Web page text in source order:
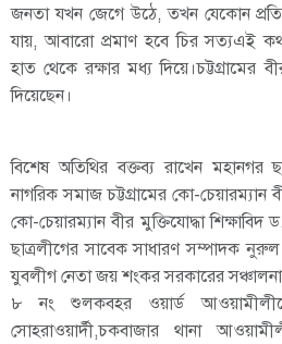
জনতা যখন জেগে উঠে, তখন যেকোন
যায়, আবারো প্রমাণ হবে চির সত্যএই
হাত থেকে রক্ষার মধ্য দিয়ে।চট্টগ্রামের
দিয়েছেন।
বিশেষ অতিথির বক্তব্য রাখেন মহানগর
নাগরিক সমাজ চট্টগ্রামের কো-চেয়ারম্যান
কো-চেয়ারম্যান বীর মুক্তিযোদ্ধা
ছাত্রলীগের সাবেক সাধারণ সম্পাদক
যুবলীগ নেতা জয় শংকর সরকারের
৮ নং শুলকবহর ওয়ার্ড
সোহরাওয়ার্দী,চকবাজার থানা